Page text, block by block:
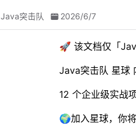
Java突击队 2026/6/7
🚀 该文档仅「
Java突击队 星球
12 个企业级实战
🌍加入星球，你将